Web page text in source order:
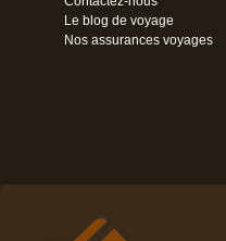
Le blog de voyage
Nos assurances voyages